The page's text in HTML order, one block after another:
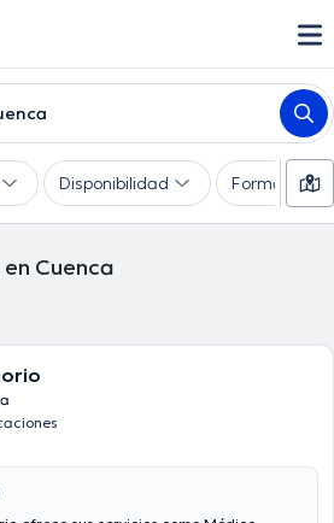
Disponibilidad Formas de
Cuenca